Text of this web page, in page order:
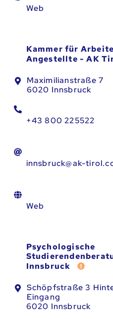
Web
Kammer für
Angestellte - AK
Maximilianstraße 7
6020 Innsbruck
+43 800 225522
innsbruck@ak-
Web
Psychologische
Innsbruck
Fehler
Schöpfstraße 3
Eingang
6020 Innsbruck